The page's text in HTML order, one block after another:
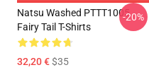
Natsu Washed PTTT1005
Fairy Tail T-Shirts
32,20 €$35
-20%